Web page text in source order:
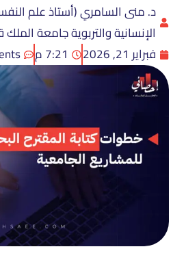
د. منى السامري (أستاذ علم
الإنسانية والتربوية جامعة
فبراير 21, 2026
7:21 م